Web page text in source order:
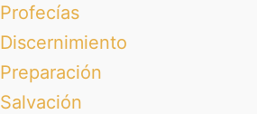
Profecías
Discernimiento
Preparación
Salvación